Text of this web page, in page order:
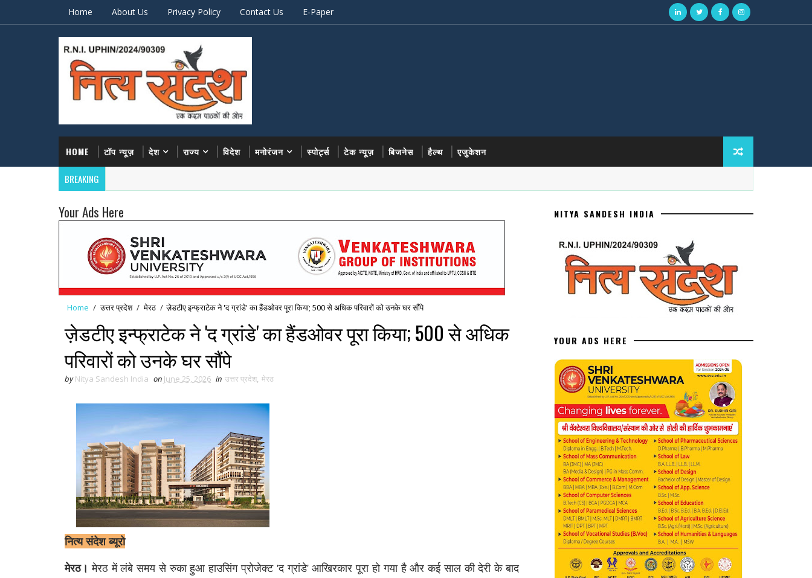
Home About Us Privacy Policy Contact Us E-Paper
HOME टॉप न्यूज़ देश राज्य विदेश मनोरंजन स्पोर्ट्स टेक न्यूज़ बिजनेस हैल्थ एजुकेशन
BREAKING
Your Ads Here
Home / उत्तर प्रदेश / मेरठ / ज़ेडटीए इन्फ्राटेक ने 'द ग्रांडे' का हैंडओवर पूरा किया; 500 से अधिक परिवारों को उनके घर सौंपे
ज़ेडटीए इन्फ्राटेक ने 'द ग्रांडे' का हैंडओवर पूरा किया; 500 से अधिक
परिवारों को उनके घर सौंपे
by Nitya Sandesh India on June 25, 2026 in उत्तर प्रदेश, मेरठ
नित्य संदेश ब्यूरो
मेरठ। मेरठ में लंबे समय से रुका हुआ हाउसिंग प्रोजेक्ट'द ग्रांडे'आखिरकार पूरा हो गया है और कई साल की देरी के बाद
NITYA SANDESH INDIA
YOUR ADS HERE